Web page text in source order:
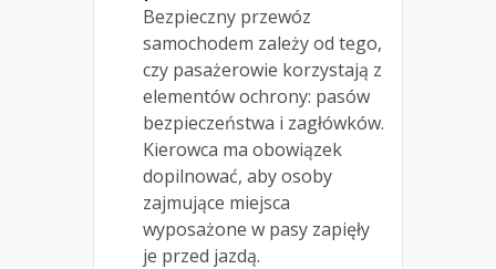
Bezpieczny przewóz
samochodem zależy od tego,
czy pasażerowie korzystają z
elementów ochrony: pasów
bezpieczeństwa i zagłówków.
Kierowca ma obowiązek
dopilnować, aby osoby
zajmujące miejsca
wyposażone w pasy zapięły
je przed jazdą.